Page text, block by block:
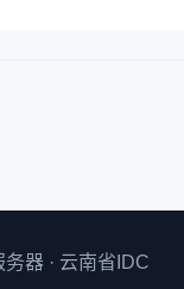
器 · 云南省IDC